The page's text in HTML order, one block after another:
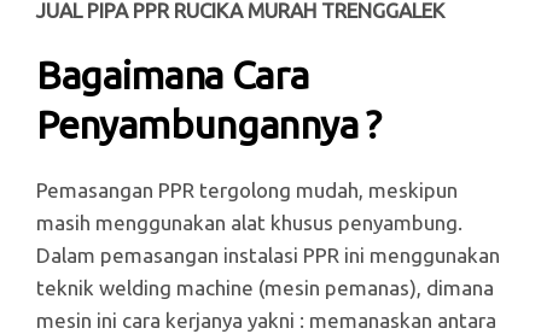
JUAL PIPA PPR RUCIKA MURAH TRENGGALEK
Bagaimana Cara
Penyambungannya ?
Pemasangan PPR tergolong mudah, meskipun
masih menggunakan alat khusus penyambung.
Dalam pemasangan instalasi PPR ini menggunakan
teknik welding machine (mesin pemanas), dimana
mesin ini cara kerjanya yakni : memanaskan antara